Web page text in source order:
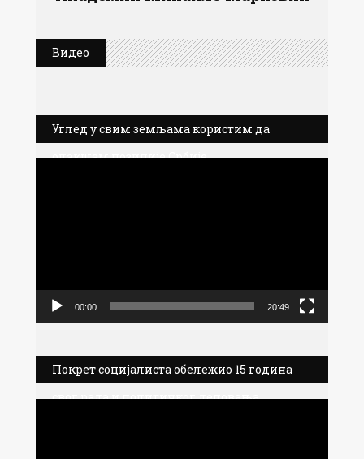
Видео
Углед у свим земљама користим да
олакшам позиције Србије
00:00 20:49
Покрет социјалиста обележио 15 година
свог рада и политичког деловања